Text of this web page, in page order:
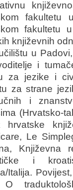
fakultetu
fakultetu
književnih
u
i
za jezike i
za strane
i
(Hrvatsko-
hrvatske
Le
Književna
i
Italija.
O